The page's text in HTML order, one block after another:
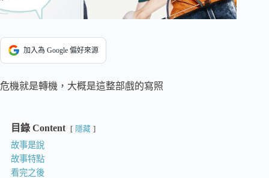
加入為 Google 偏好來源
危機就是轉機，大概是這整部戲的寫照
目錄 Content 隱藏
故事是說
故事特點
看完之後